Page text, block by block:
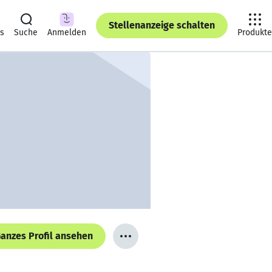
Suche Anmelden
Stellenanzeige schalten
Produkte
Profil ansehen